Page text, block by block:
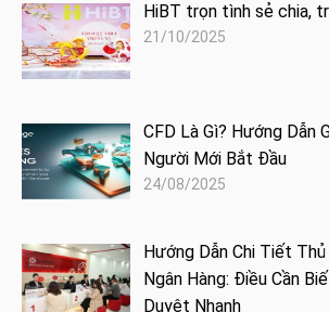
HiBT trọn tình sẻ chia,
21/10/2025
CFD Là Gì? Hướng Dẫn
Người Mới Bắt Đầu
24/08/2025
Hướng Dẫn Chi Tiết
Ngân Hàng: Điều Cần
Duyệt Nhanh